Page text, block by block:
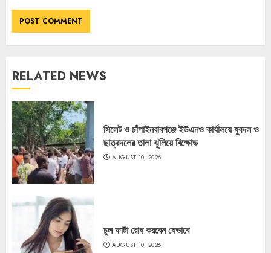
RELATED NEWS
সিলেট ও চাঁপাইনবাবগঞ্জে ইউএনও কার্যালয়ে যুবদল ও
ছাত্রদলের তালা ঝুলিয়ে বিক্ষোভ
AUGUST 10, 2026
চুল ফাটা রোধ করবেন যেভাবে
AUGUST 10, 2026